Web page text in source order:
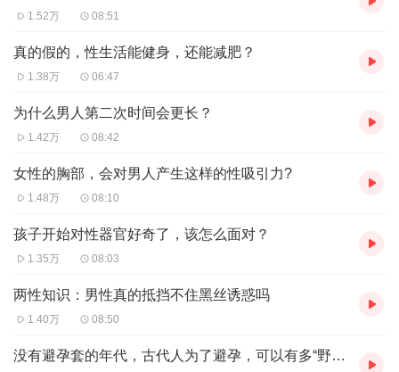
1.52万 08:51
真的假的，性生活能健身，还能减肥？
1.38万 06:47
为什么男人第二次时间会更长？
1.42万 08:42
女性的胸部，会对男人产生这样的性吸引力?
1.48万 08:10
孩子开始对性器官好奇了，该怎么面对？
1.35万 08:03
两性知识：男性真的抵挡不住黑丝诱惑吗
1.40万 08:50
没有避孕套的年代，古代人为了避孕，可以有多“野”？